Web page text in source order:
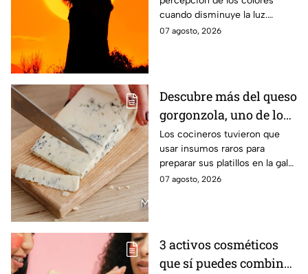
cuando disminuye la luz.
Conoce por qué el verde y el
07 agosto, 2026
Descubre más del queso
gorgonzola, uno de los
ingredientes exóticos
de la gala de salvación
de MasterChef 24/7
Los cocineros tuvieron que
usar insumos raros para
preparar sus platillos en la gala
de esta noche
07 agosto, 2026
3 activos cosméticos
que sí puedes combinar